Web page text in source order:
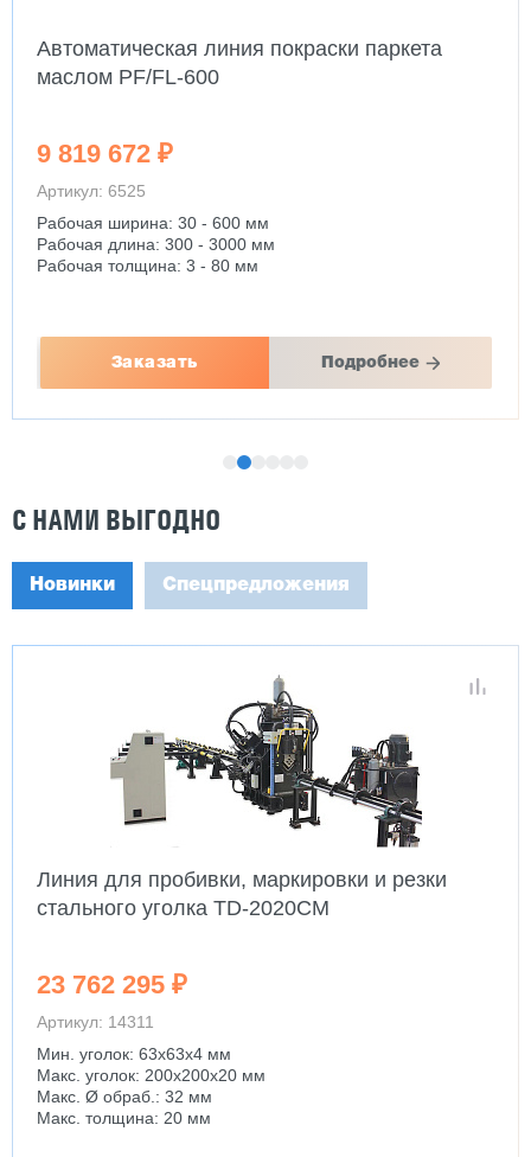
Автоматическая линия покраски паркета
маслом PF/FL-600
9 819 672 ₽
Артикул: 6525
Рабочая ширина: 30 - 600 мм
Рабочая длина: 300 - 3000 мм
Рабочая толщина: 3 - 80 мм
Заказать Подробнее
С НАМИ ВЫГОДНО
Новинки Спецпредложения
Линия для пробивки, маркировки и резки
стального уголка TD-2020CM
23 762 295 ₽
Артикул: 14311
Мин. уголок: 63x63x4 мм
Макс. уголок: 200x200x20 мм
Макс. Ø обраб.: 32 мм
Макс. толщина: 20 мм